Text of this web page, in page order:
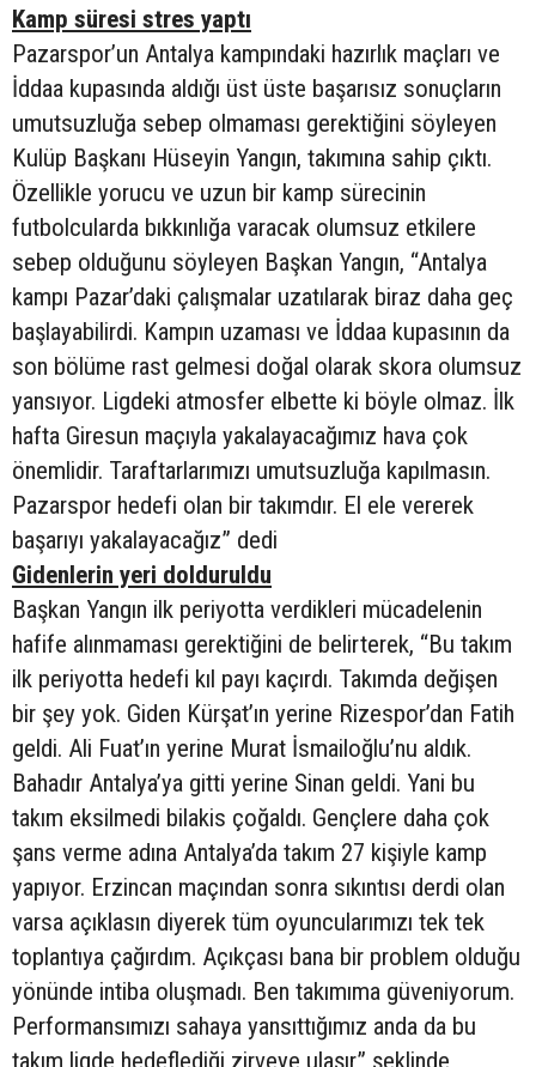
Kamp süresi stres yaptı
Pazarspor’un Antalya kampındaki hazırlık maçları ve
İddaa kupasında aldığı üst üste başarısız sonuçların
umutsuzluğa sebep olmaması gerektiğini söyleyen
Kulüp Başkanı Hüseyin Yangın, takımına sahip çıktı.
Özellikle yorucu ve uzun bir kamp sürecinin
futbolcularda bıkkınlığa varacak olumsuz etkilere
sebep olduğunu söyleyen Başkan Yangın, “Antalya
kampı Pazar’daki çalışmalar uzatılarak biraz daha geç
başlayabilirdi. Kampın uzaması ve İddaa kupasının da
son bölüme rast gelmesi doğal olarak skora olumsuz
yansıyor. Ligdeki atmosfer elbette ki böyle olmaz. İlk
hafta Giresun maçıyla yakalayacağımız hava çok
önemlidir. Taraftarlarımızı umutsuzluğa kapılmasın.
Pazarspor hedefi olan bir takımdır. El ele vererek
başarıyı yakalayacağız” dedi
Gidenlerin yeri dolduruldu
Başkan Yangın ilk periyotta verdikleri mücadelenin
hafife alınmaması gerektiğini de belirterek, “Bu takım
ilk periyotta hedefi kıl payı kaçırdı. Takımda değişen
bir şey yok. Giden Kürşat’ın yerine Rizespor’dan Fatih
geldi. Ali Fuat’ın yerine Murat İsmailoğlu’nu aldık.
Bahadır Antalya’ya gitti yerine Sinan geldi. Yani bu
takım eksilmedi bilakis çoğaldı. Gençlere daha çok
şans verme adına Antalya’da takım 27 kişiyle kamp
yapıyor. Erzincan maçından sonra sıkıntısı derdi olan
varsa açıklasın diyerek tüm oyuncularımızı tek tek
toplantıya çağırdım. Açıkçası bana bir problem olduğu
yönünde intiba oluşmadı. Ben takımıma güveniyorum.
Performansımızı sahaya yansıttığımız anda da bu
takım ligde hedeflediği zirveye ulaşır” şeklinde